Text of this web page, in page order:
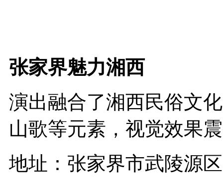
张家界魅力湘西
演出融合了湘西民俗文
山歌等元素，视觉效果
地址：张家界市武陵源